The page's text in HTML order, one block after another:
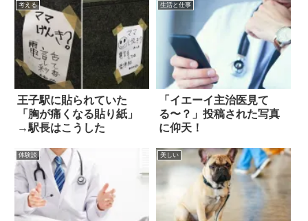
考える
王子駅に貼られていた
「胸が痛くなる貼り紙」
→駅長はこうした
生活と仕事
「イエーイ主治医見て
る〜？」投稿された写真
に仰天！
体験談 美しい